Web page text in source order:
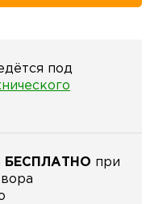
под
БЕСПЛАТНО при